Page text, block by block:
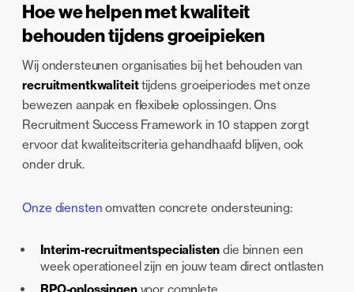
Hoe we helpen met kwaliteit
behouden tijdens groeipieken
Wij ondersteunen organisaties bij het behouden van
recruitmentkwaliteittijdens groeiperiodes met onze
bewezen aanpak en flexibele oplossingen. Ons
Recruitment Success Framework in 10 stappen zorgt
ervoor dat kwaliteitscriteria gehandhaafd blijven, ook
onder druk.
Onze diensten omvatten concrete ondersteuning:
Interim-recruitmentspecialisten die binnen een
week operationeel zijn en jouw team direct ontlasten
RPO-oplossingenvoor complete